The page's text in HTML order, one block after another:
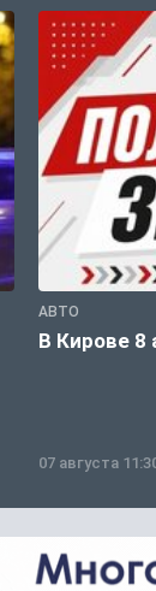
АВТО
В Кирове 8
07 августа